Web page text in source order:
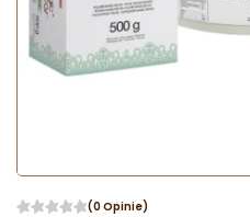
(0 Opinie)